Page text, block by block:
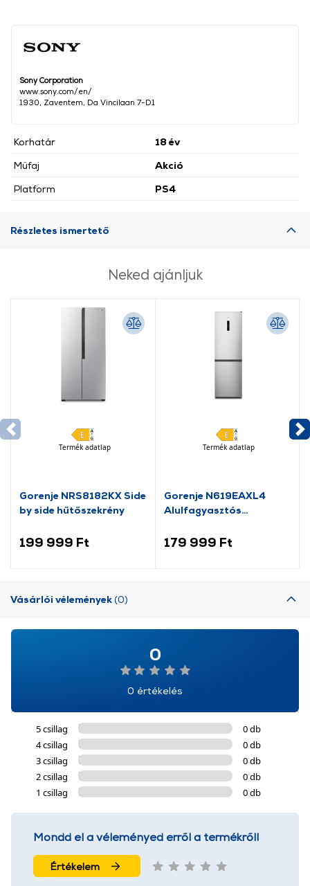
Sony Corporation
www.sony.com/en/
1930, Zaventem, Da Vincilaan 7-D1
Korhatár
18 év
Műfaj
Akció
Platform
PS4
Részletes ismertető
Neked ajánljuk
Termék adatlap
Gorenje NRS8182KX Side
by side hűtőszekrény
199 999 Ft
Termék adatlap
Gorenje N619EAXL4
Alulfagyasztós
179 999 Ft
Vásárlói vélemények(0)
0
0 értékelés
5 csillag
0 db
4 csillag
0 db
3 csillag
0 db
2 csillag
0 db
1 csillag
0 db
Mondd el a véleményed erről a termékről!
Értékelem